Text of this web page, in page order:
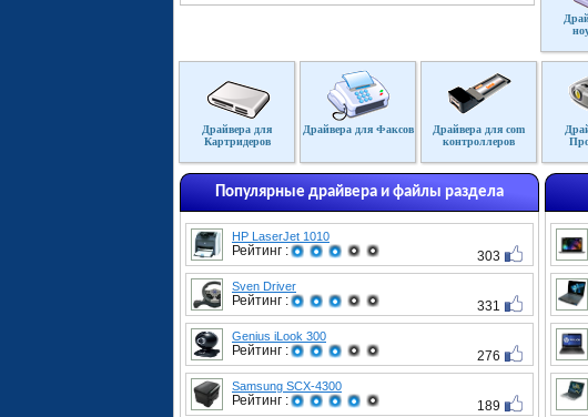
Драйвера для
Картридеров
Драйвера для Факсов
Драйвера для com
контроллеров
Популярные драйвера и файлы раздела
HP LaserJet 1010
Рейтинг : 303
Sven Driver
Рейтинг : 331
Genius iLook 300
Рейтинг : 276
Samsung SCX-4300
Рейтинг : 189